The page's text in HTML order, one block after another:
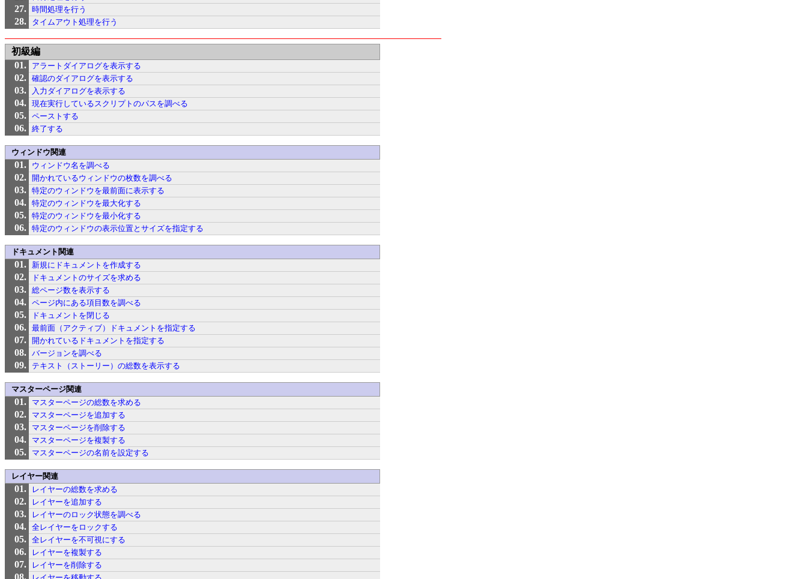
時間処理を行う
タイムアウト処理を行う
初級編
アラートダイアログを表示する
確認のダイアログを表示する
入力ダイアログを表示する
現在実行しているスクリプトのパスを調べる
ペーストする
終了する
ウィンドウ関連
ウィンドウ名を調べる
開かれているウィンドウの枚数を調べる
特定のウィンドウを最前面に表示する
特定のウィンドウを最大化する
特定のウィンドウを最小化する
特定のウィンドウの表示位置とサイズを指定する
ドキュメント関連
新規にドキュメントを作成する
ドキュメントのサイズを求める
総ページ数を表示する
ページ内にある項目数を調べる
ドキュメントを閉じる
最前面（アクティブ）ドキュメントを指定する
開かれているドキュメントを指定する
バージョンを調べる
テキスト（ストーリー）の総数を表示する
マスターページ関連
マスターページの総数を求める
マスターページを追加する
マスターページを削除する
マスターページを複製する
マスターページの名前を設定する
レイヤー関連
レイヤーの総数を求める
レイヤーを追加する
レイヤーのロック状態を調べる
全レイヤーをロックする
全レイヤーを不可視にする
レイヤーを複製する
レイヤーを削除する